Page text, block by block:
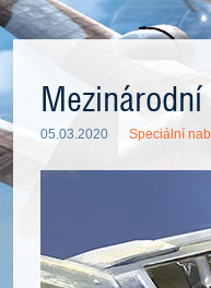
05.03.2020 Speciální